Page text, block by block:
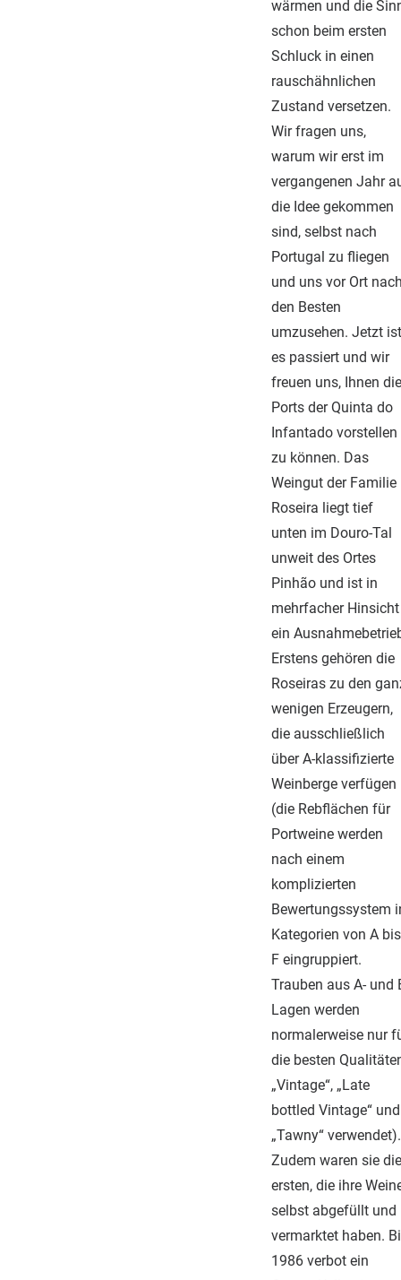
wärmen und die
schon beim ersten
Schluck in einen
rauschähnlichen
Zustand versetzen.
Wir fragen uns,
warum wir erst im
vergangenen Jahr
die Idee gekommen
sind, selbst nach
Portugal zu fliegen
und uns vor Ort
den Besten
umzusehen. Jetzt ist
es passiert und wir
freuen uns, Ihnen die
Ports der Quinta do
Infantado vorstellen
zu können. Das
Weingut der Familie
Roseira liegt tief
unten im Douro-Tal
unweit des Ortes
Pinhão und ist in
mehrfacher Hinsicht
ein
Erstens gehören die
Roseiras zu den
wenigen Erzeugern,
die ausschließlich
über A-klassifizierte
Weinberge verfügen
(die Rebflächen für
Portweine werden
nach einem
komplizierten
Bewertungssystem
Kategorien von A bis
F eingruppiert.
Trauben aus A- und
Lagen werden
normalerweise nur
die besten
„Vintage“, „Late
bottled Vintage“ und
„Tawny“ verwendet).
Zudem waren sie die
ersten, die ihre
selbst abgefüllt und
vermarktet haben.
1986 verbot ein